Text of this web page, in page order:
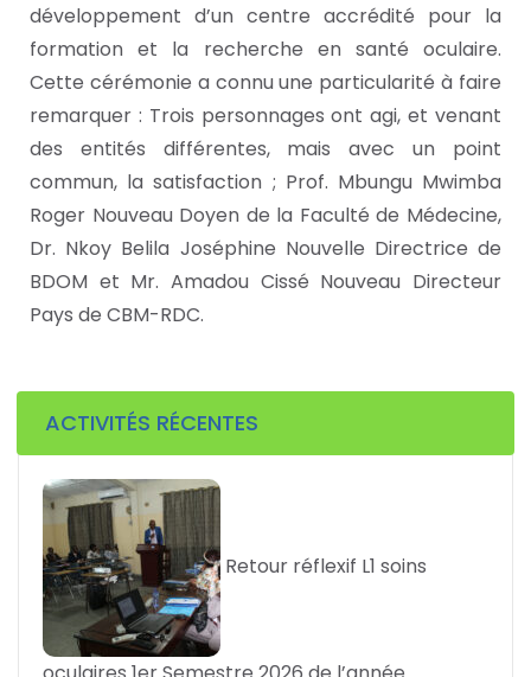
développement d’un centre accrédité pour la
formation et la recherche en santé oculaire.
Cette cérémonie a connu une particularité à faire
remarquer : Trois personnages ont agi, et venant
des entités différentes, mais avec un point
commun, la satisfaction ; Prof. Mbungu Mwimba
Roger Nouveau Doyen de la Faculté de Médecine,
Dr. Nkoy Belila Joséphine Nouvelle Directrice de
BDOM et Mr. Amadou Cissé Nouveau Directeur
Pays de CBM-RDC.
ACTIVITÉS RÉCENTES
Retour réflexif L1 soins